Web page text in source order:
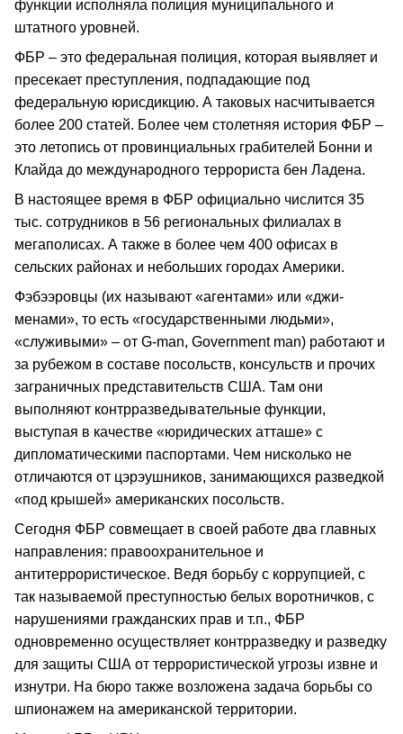
функции исполняла полиция муниципального и
штатного уровней.
ФБР – это федеральная полиция, которая выявляет и
пресекает преступления, подпадающие под
федеральную юрисдикцию. А таковых насчитывается
более 200 статей. Более чем столетняя история ФБР –
это летопись от провинциальных грабителей Бонни и
Клайда до международного террориста бен Ладена.
В настоящее время в ФБР официально числится 35
тыс. сотрудников в 56 региональных филиалах в
мегаполисах. А также в более чем 400 офисах в
сельских районах и небольших городах Америки.
Фэбээровцы (их называют «агентами» или «джи-
менами», то есть «государственными людьми»,
«служивыми» – от G-man, Government man) работают и
за рубежом в составе посольств, консульств и прочих
заграничных представительств США. Там они
выполняют контрразведывательные функции,
выступая в качестве «юридических атташе» с
дипломатическими паспортами. Чем нисколько не
отличаются от цэрэушников, занимающихся разведкой
«под крышей» американских посольств.
Сегодня ФБР совмещает в своей работе два главных
направления: правоохранительное и
антитеррористическое. Ведя борьбу с коррупцией, с
так называемой преступностью белых воротничков, с
нарушениями гражданских прав и т.п., ФБР
одновременно осуществляет контрразведку и разведку
для защиты США от террористической угрозы извне и
изнутри. На бюро также возложена задача борьбы со
шпионажем на американской территории.